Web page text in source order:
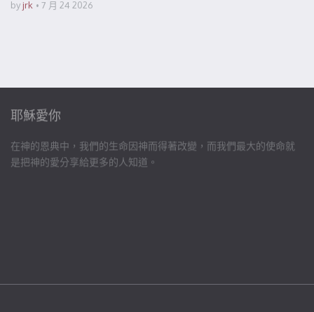
byjrk 7 月 24 2026
耶穌愛你
在神的恩典中，我們的生命因神而得著改變，而我們最大的使命就
是把神的愛分享給更多的人知道。